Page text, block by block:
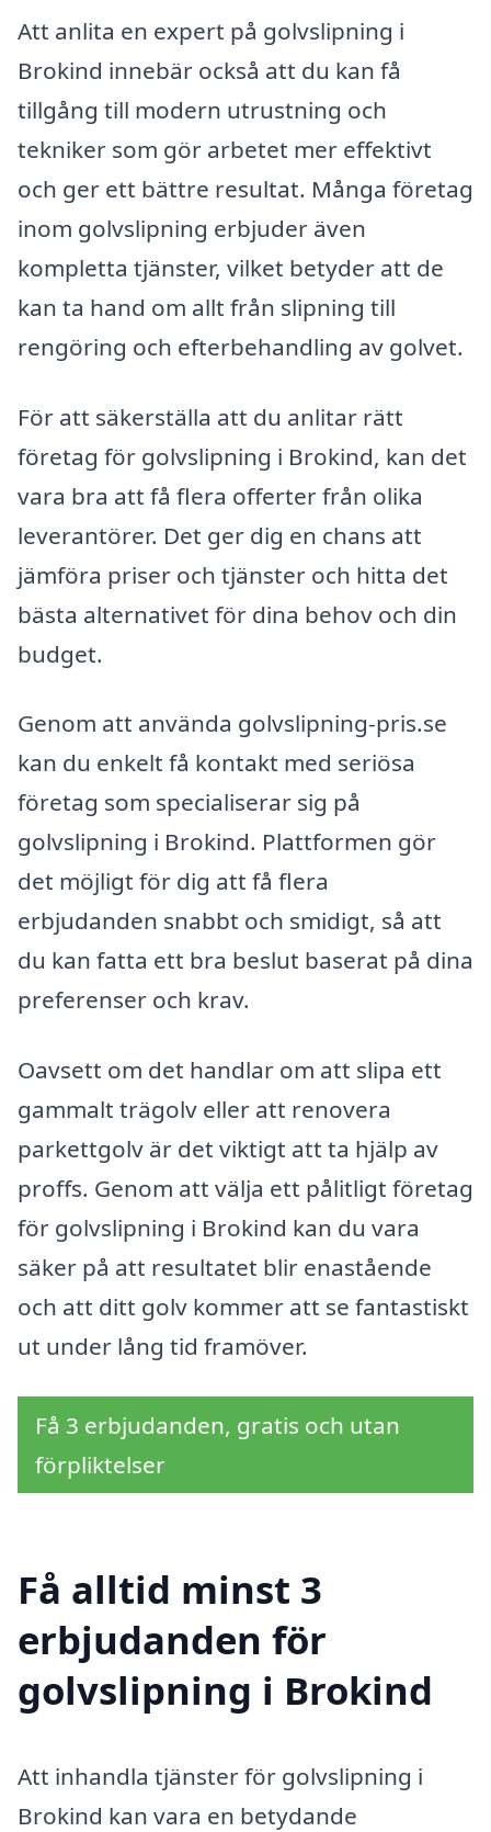
Att anlita en expert på golvslipning i
Brokind innebär också att du kan få
tillgång till modern utrustning och
tekniker som gör arbetet mer effektivt
och ger ett bättre resultat. Många företag
inom golvslipning erbjuder även
kompletta tjänster, vilket betyder att de
kan ta hand om allt från slipning till
rengöring och efterbehandling av golvet.
För att säkerställa att du anlitar rätt
företag för golvslipning i Brokind, kan det
vara bra att få flera offerter från olika
leverantörer. Det ger dig en chans att
jämföra priser och tjänster och hitta det
bästa alternativet för dina behov och din
budget.
Genom att använda golvslipning-pris.se
kan du enkelt få kontakt med seriösa
företag som specialiserar sig på
golvslipning i Brokind. Plattformen gör
det möjligt för dig att få flera
erbjudanden snabbt och smidigt, så att
du kan fatta ett bra beslut baserat på dina
preferenser och krav.
Oavsett om det handlar om att slipa ett
gammalt trägolv eller att renovera
parkettgolv är det viktigt att ta hjälp av
proffs. Genom att välja ett pålitligt företag
för golvslipning i Brokind kan du vara
säker på att resultatet blir enastående
och att ditt golv kommer att se fantastiskt
ut under lång tid framöver.
Få 3 erbjudanden, gratis och utan
förpliktelser
Få alltid minst 3
erbjudanden för
golvslipning i Brokind
Att inhandla tjänster för golvslipning i
Brokind kan vara en betydande